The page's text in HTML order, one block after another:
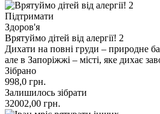
Підтримати
Здоров'я
Врятуймо дітей від алергії! 2
Дихати на повні груди – природне
але в Запоріжжі – місті, яке дихає
Зібрано
998,0 грн.
Залишилось зібрати
32002,00 грн.